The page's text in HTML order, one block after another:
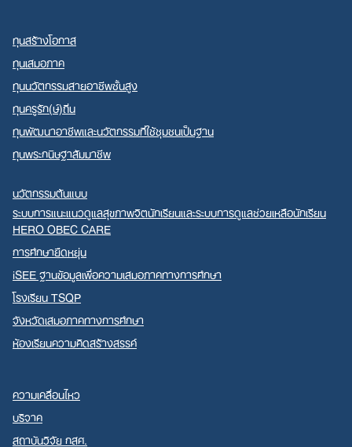
ทุนสร้างโอกาส
ทุนเสมอภาค
ทุนนวัตกรรมสายอาชีพชั้นสูง
ทุนครูรัก(ษ์)ถิ่น
ทุนพัฒนาอาชีพและนวัตกรรมที่ใช้ชุมชนเป็นฐาน
ทุนพระกนิษฐาสัมมาชีพ
นวัตกรรมต้นแบบ
ระบบการแนะแนวดูแลสุขภาพจิตนักเรียนและระบบการดูแลช่วยเหลือนักเรียน
HERO OBEC CARE
การศึกษายืดหยุ่น
iSEE ฐานข้อมูลเพื่อความเสมอภาคทางการศึกษา
โรงเรียน TSQP
จังหวัดเสมอภาคทางการศึกษา
ห้องเรียนความคิดสร้างสรรค์
ความเคลื่อนไหว
บริจาค
สถาบันวิจัย กสศ.